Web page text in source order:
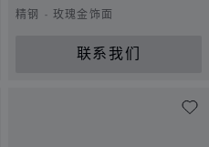
精钢 - 玫瑰金饰面
联系我们